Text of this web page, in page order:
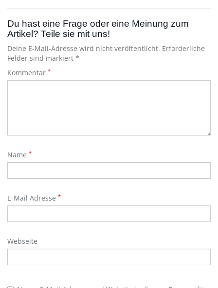
Du hast eine Frage oder eine Meinung zum
Artikel? Teile sie mit uns!
Deine E-Mail-Adresse wird nicht veröffentlicht. Erforderliche
Felder sind markiert *
Kommentar *
Name *
E-Mail Adresse *
Webseite